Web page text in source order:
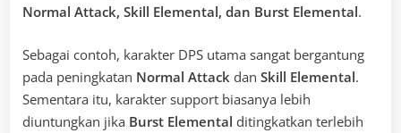
Normal Attack, Skill Elemental, dan Burst Elemental.
Sebagai contoh, karakter DPS utama sangat bergantung
pada peningkatan Normal Attack dan Skill Elemental.
Sementara itu, karakter support biasanya lebih
diuntungkan jika Burst Elemental ditingkatkan terlebih